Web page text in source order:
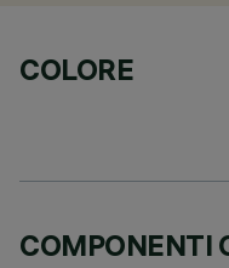
COLORE
COMPONENTI